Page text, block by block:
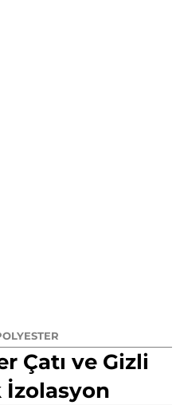
Çatı ve Gizli
İzolasyon